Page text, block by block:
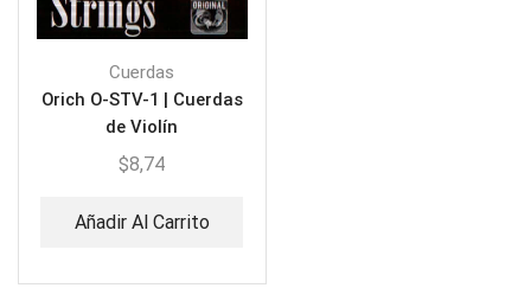
Cuerdas
Orich O-STV-1 | Cuerdas
de Violín
$8,74
Añadir Al Carrito